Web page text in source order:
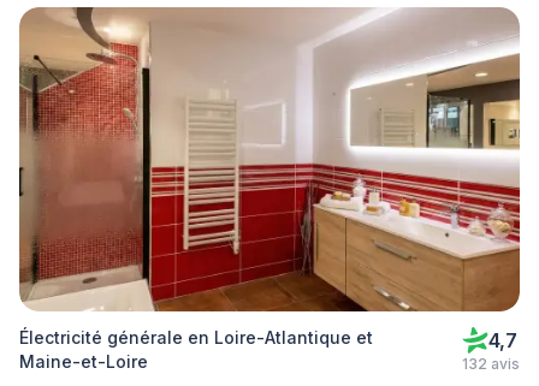
Électricité générale en Loire-Atlantique et
Maine-et-Loire
4,7
132 avis